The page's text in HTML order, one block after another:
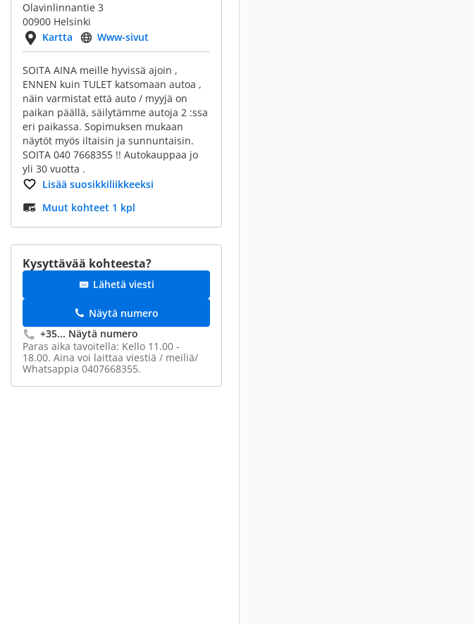
Olavinlinnantie 3
00900 Helsinki
Kartta
Www-sivut
SOITA AINA meille hyvissä ajoin ,
ENNEN kuin TULET katsomaan autoa ,
näin varmistat että auto / myyjä on
paikan päällä, säilytämme autoja 2 :ssa
eri paikassa. Sopimuksen mukaan
näytöt myös iltaisin ja sunnuntaisin.
SOITA 040 7668355 !! Autokauppaa jo
yli 30 vuotta .
Lisää suosikkiliikkeeksi
Muut kohteet 1 kpl
Kysyttävää kohteesta?
Lähetä viesti
Näytä numero
+35... Näytä numero
Paras aika tavoitella: Kello 11.00 -
18.00. Aina voi laittaa viestiä / meiliä/
Whatsappia 0407668355.